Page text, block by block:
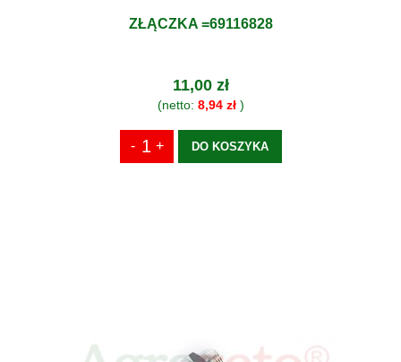
ZŁĄCZKA =69116828
11,00 zł
(netto: 8,94 zł)
DO KOSZYKA